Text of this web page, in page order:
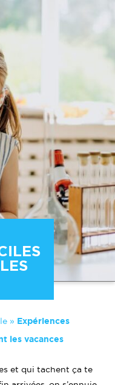
» Expériences
les vacances
et qui tachent ça te